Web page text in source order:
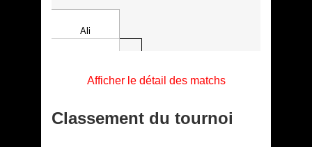
Afficher le détail des matchs
Classement du tournoi